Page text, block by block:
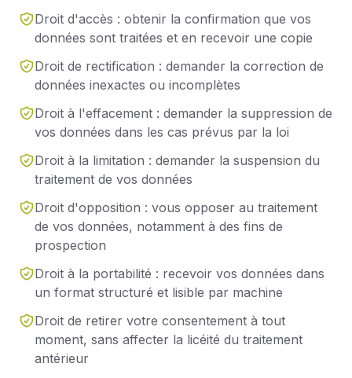
Droit d'accès : obtenir la confirmation que vos
données sont traitées et en recevoir une copie
Droit de rectification : demander la correction de
données inexactes ou incomplètes
Droit à l'effacement : demander la suppression de
vos données dans les cas prévus par la loi
Droit à la limitation : demander la suspension du
traitement de vos données
Droit d'opposition : vous opposer au traitement
de vos données, notamment à des fins de
prospection
Droit à la portabilité : recevoir vos données dans
un format structuré et lisible par machine
Droit de retirer votre consentement à tout
moment, sans affecter la licéité du traitement
antérieur